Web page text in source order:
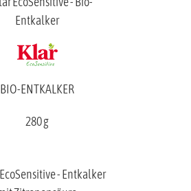
BIO-ENTKALKER
280 g